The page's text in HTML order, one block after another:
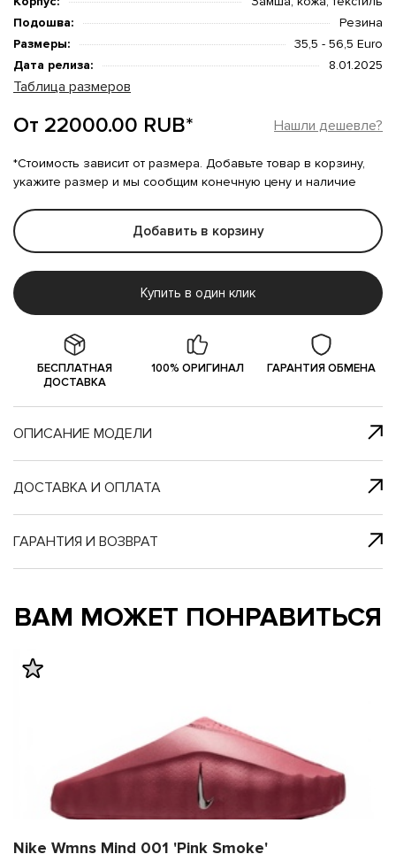
Подошва:
Резина
Размеры:
35,5 - 56,5 Euro
Дата релиза:
8.01.2025
Таблица размеров
От 22000.00 RUB* Нашли дешевле?
*Стоимость зависит от размера. Добавьте товар в корзину,
укажите размер и мы сообщим конечную цену и наличие
Добавить в корзину
Купить в один клик
клик
и в
наш
БЕСПЛАТНАЯ
ДОСТАВКА
100% ОРИГИНАЛ ГАРАНТИЯ ОБМЕНА
ОПИСАНИЕ МОДЕЛИ
ДОСТАВКА И ОПЛАТА
ГАРАНТИЯ И ВОЗВРАТ
ВАМ МОЖЕТ ПОНРАВИТЬСЯ
Nike Wmns Mind 001 'Pink Smoke'
с нами
и в
наш